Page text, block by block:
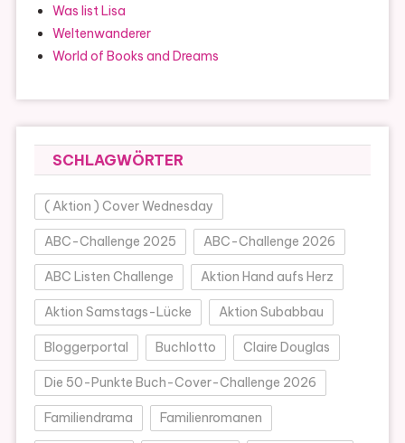
Was list Lisa
Weltenwanderer
World of Books and Dreams
SCHLAGWÖRTER
( Aktion ) Cover Wednesday
ABC-Challenge 2025 ABC-Challenge 2026
ABC Listen Challenge Aktion Hand aufs Herz
Aktion Samstags-Lücke Aktion Subabbau
Bloggerportal Buchlotto Claire Douglas
Die 50-Punkte Buch-Cover-Challenge 2026
Familiendrama Familienromanen